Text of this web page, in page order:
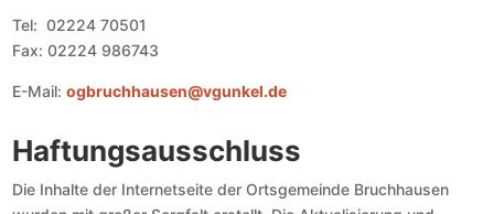
Tel: 02224 70501
Fax: 02224 986743
E-Mail: ogbruchhausen@vgunkel.de
Haftungsausschluss
Die Inhalte der Internetseite der Ortsgemeinde Bruchhausen